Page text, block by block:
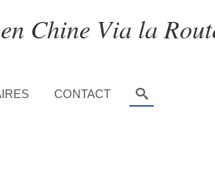
Chine Via la
CONTACT